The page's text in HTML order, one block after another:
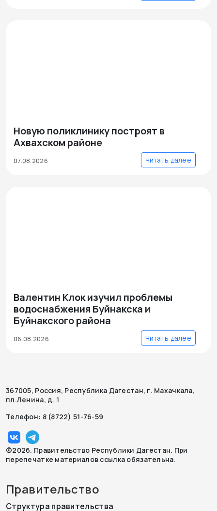
Новую поликлинику построят в
Ахвахском районе
07.08.2026 Читать далее
Валентин Клок изучил проблемы
водоснабжения Буйнакска и
Буйнакского района
06.08.2026 Читать далее
367005, Россия, Республика Дагестан, г. Махачкала,
пл.Ленина, д. 1
Телефон: 8 (8722) 51-76-59
©2026. Правительство Республики Дагестан. При
перепечатке материалов ссылка обязательна.
Правительство
Структура правительства